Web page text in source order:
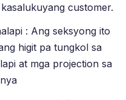
customer.
: Ang seksyong ito
higit pa tungkol sa
at mga projection sa